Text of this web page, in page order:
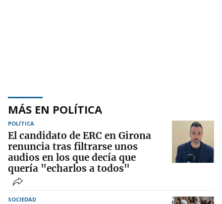
MÁS EN POLÍTICA
POLÍTICA
El candidato de ERC en Girona
renuncia tras filtrarse unos
audios en los que decía que
quería "echarlos a todos"
SOCIEDAD